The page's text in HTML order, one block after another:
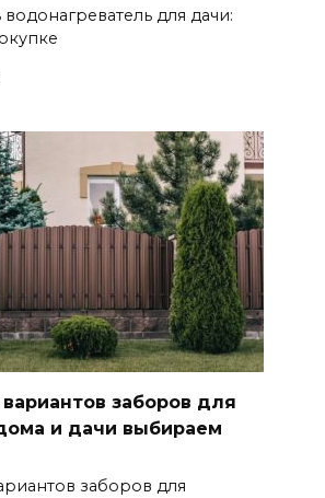
для дачи:
заборов для
и дачи выбираем
заборов для